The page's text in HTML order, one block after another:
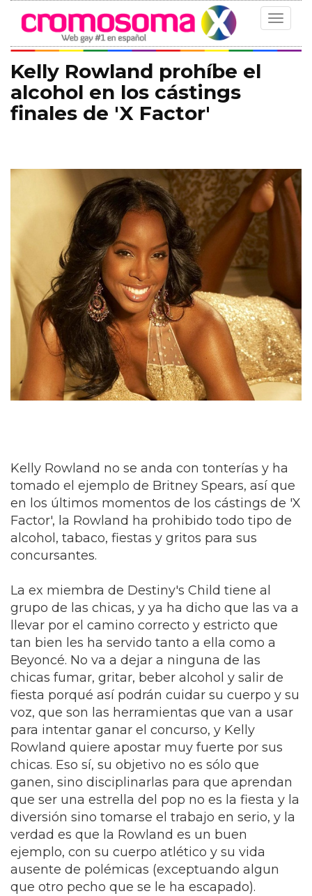
Toggle
Kelly Rowland prohíbe el
alcohol en los cástings
finales de 'X Factor'
Kelly Rowland no se anda con tonterías y ha
tomado el ejemplo de Britney Spears, así que
en los últimos momentos de los cástings de 'X
Factor', la Rowland ha prohibido todo tipo de
alcohol, tabaco, fiestas y gritos para sus
concursantes.
La ex miembra de Destiny's Child tiene al
grupo de las chicas, y ya ha dicho que las va a
llevar por el camino correcto y estricto que
tan bien les ha servido tanto a ella como a
Beyoncé. No va a dejar a ninguna de las
chicas fumar, gritar, beber alcohol y salir de
fiesta porqué así podrán cuidar su cuerpo y su
voz, que son las herramientas que van a usar
para intentar ganar el concurso, y Kelly
Rowland quiere apostar muy fuerte por sus
chicas. Eso sí, su objetivo no es sólo que
ganen, sino disciplinarlas para que aprendan
que ser una estrella del pop no es la fiesta y la
diversión sino tomarse el trabajo en serio, y la
verdad es que la Rowland es un buen
ejemplo, con su cuerpo atlético y su vida
ausente de polémicas (exceptuando algun
que otro pecho que se le ha escapado).